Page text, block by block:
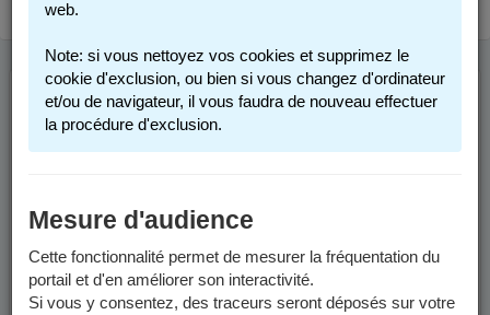
web.
Note: si vous nettoyez vos cookies et supprimez le
cookie d'exclusion, ou bien si vous changez d'ordinateur
et/ou de navigateur, il vous faudra de nouveau effectuer
la procédure d'exclusion.
Mesure d'audience
Cette fonctionnalité permet de mesurer la fréquentation du
portail et d'en améliorer son interactivité.
Si vous y consentez, des traceurs seront déposés sur votre